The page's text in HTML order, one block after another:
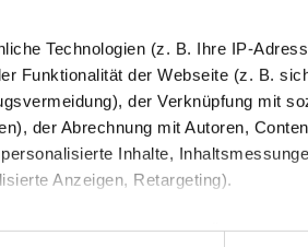
Technologien (z. B. Ihre IP-
Funktionalität der Webseite (z. B.
der Verknüpfung mit
der Abrechnung mit Autoren,
Inhalte,
Anzeigen, Retargeting).
Datenschutz nachlesen. Über den
Preis